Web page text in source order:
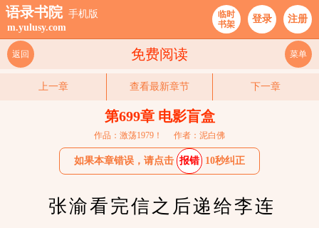
语录书院 手机版
m.yulusy.com
临时
书架
登录 注册
免费阅读
返回 菜单
上一章 查看最新章节 下一章
第699章 电影盲盒
作品：激荡1979！ 作者：泥白佛
如果本章错误，请点击 报错 10秒纠正
张渝看完信之后递给李连